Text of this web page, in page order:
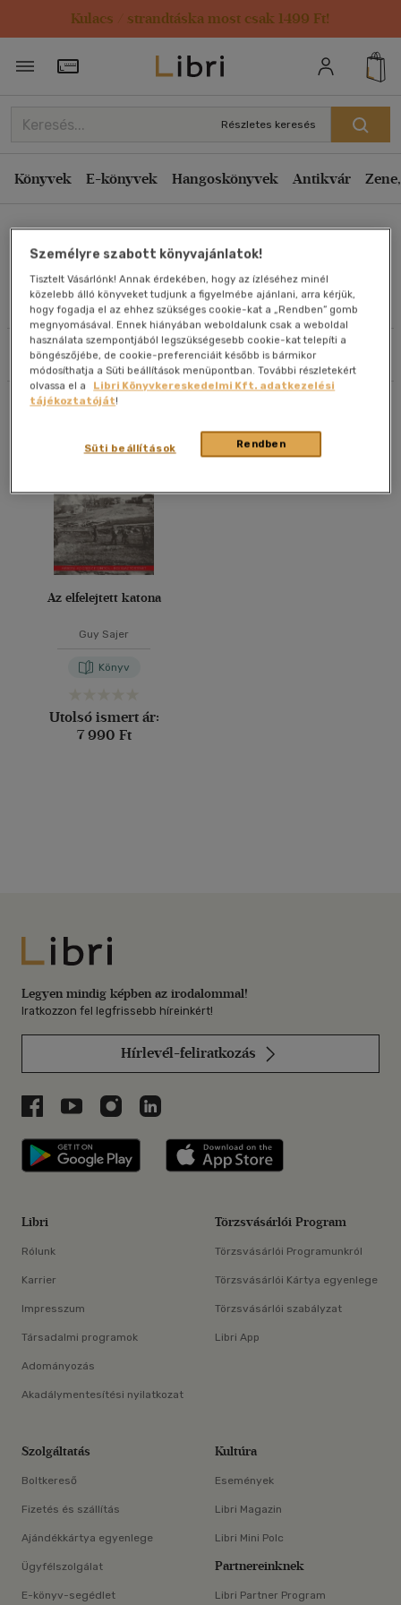
Kulacs / strandtáska most csak 1499 Ft!
Törzsvásárlói Kártya adatai
Részletes keresés
Könyvek E-könyvek Hangoskönyvek Antikvár
Művei
Szűrés Rendezés
Rendezés
Kiadás éve szerint csökkenő
Ár szerint csökkenő
Eladott darabszám szerint csökkenő
Eladott darabszám szerint növekvő
Cím szerint A-Z
Szerző szerint A-Z
Megjelenítés
20 db / oldal
Alkalmaz
Az elfelejtett katona
Guy Sajer
Könyv
Utolsó ismert ár:
7 990 Ft
Libri
Legyen mindig képben az irodalommal!
Iratkozzon fel legfrissebb híreinkért!
Hírlevél-feliratkozás
Libri a Facebookon
Libri a Youtube-on
Libri az Instagramon
Libri a LinkedInen
Libri applikáció Szerezd meg: Google
Libri
Rólunk
Karrier
Impresszum
Társadalmi programok
Adományozás
Akadálymentesítési nyilatkozat
Törzsvásárlói Program
Törzsvásárlói Programunkról
Törzsvásárlói Kártya egyenlege
Törzsvásárlói szabályzat
Libri App
Szolgáltatás
Boltkereső
Fizetés és szállítás
Ajándékkártya egyenlege
Ügyfélszolgálat
E-könyv-segédlet
Kultúra
Események
Libri Magazin
Libri Mini Polc
Partnereinknek
Libri Partner Program
Személyre szabott könyvajánlatok!
Tisztelt Vásárlónk! Annak érdekében, hogy az ízléséhez minél
közelebb álló könyveket tudjunk a figyelmébe ajánlani, arra kérjük,
hogy fogadja el az ehhez szükséges cookie-kat a „Rendben” gomb
megnyomásával. Ennek hiányában weboldalunk csak a weboldal
használata szempontjából legszükségesebb cookie-kat telepíti a
böngészőjébe, de cookie-preferenciáit később is bármikor
módosíthatja a Süti beállítások menüpontban. További részletekért
olvassa el a
Libri Könyvkereskedelmi Kft. adatkezelési
tájékoztatóját!
Rendben
Süti beállítások